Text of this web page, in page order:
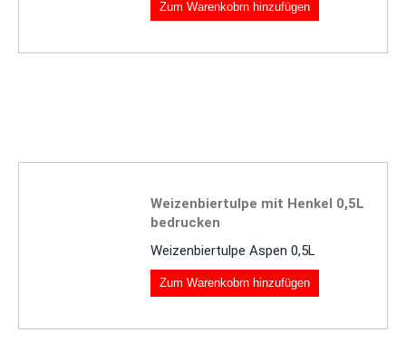
Zum Warenkobrn hinzufügen
Weizenbiertulpe mit Henkel 0,5L
bedrucken
Weizenbiertulpe Aspen 0,5L
Zum Warenkobrn hinzufügen